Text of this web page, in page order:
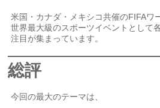
米国・カナダ・メキシコ共催のFIFAワ
世界最大級のスポーツイベントとして
注目が集まっています。
総評
今回の最大のテーマは、